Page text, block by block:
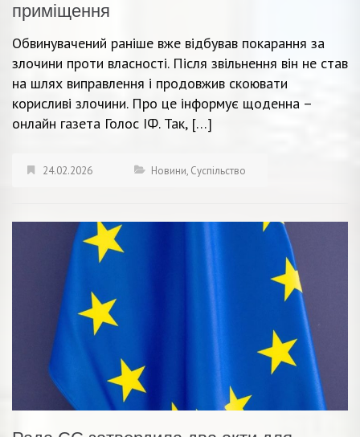
приміщення
Обвинувачений раніше вже відбував покарання за
злочини проти власності. Після звільнення він не став
на шлях виправлення і продовжив скоювати
корисливі злочини. Про це інформує щоденна –
онлайн газета Голос ІФ. Так, […]
24.02.2026 Новини, Суспільство